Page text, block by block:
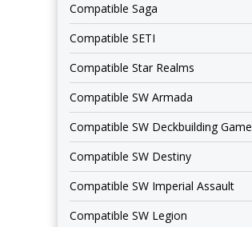
Compatible Saga
Compatible SETI
Compatible Star Realms
Compatible SW Armada
Compatible SW Deckbuilding Game
Compatible SW Destiny
Compatible SW Imperial Assault
Compatible SW Legion